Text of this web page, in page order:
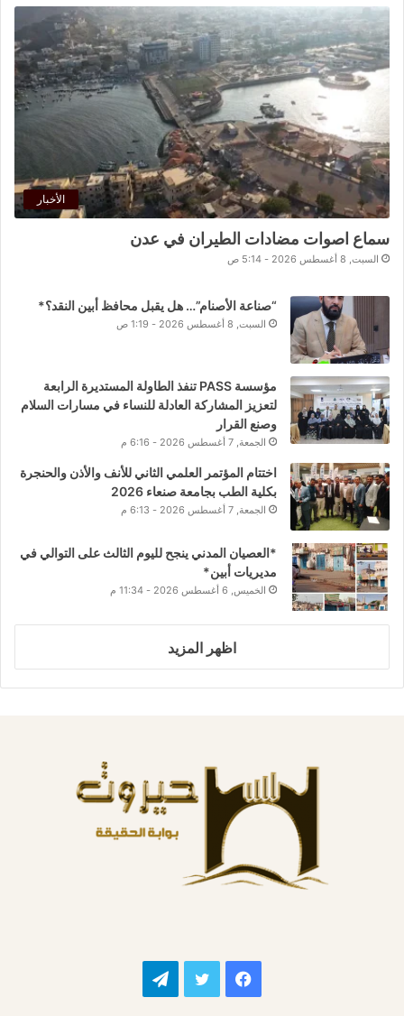
الأخبار
سماع اصوات مضادات الطيران في عدن
السبت, 8 أغسطس 2026 - 5:14 ص
“صناعة الأصنام”… هل يقبل محافظ أبين النقد؟*
السبت, 8 أغسطس 2026 - 1:19 ص
مؤسسة PASS تنفذ الطاولة المستديرة الرابعة
لتعزيز المشاركة العادلة للنساء في مسارات السلام
وصنع القرار
الجمعة, 7 أغسطس 2026 - 6:16 م
اختتام المؤتمر العلمي الثاني للأنف والأذن والحنجرة
بكلية الطب بجامعة صنعاء 2026
الجمعة, 7 أغسطس 2026 - 6:13 م
*العصيان المدني ينجح لليوم الثالث على التوالي في
مديريات أبين*
الخميس, 6 أغسطس 2026 - 11:34 م
اظهر المزيد
فيسبوك تويتر تيلقرام